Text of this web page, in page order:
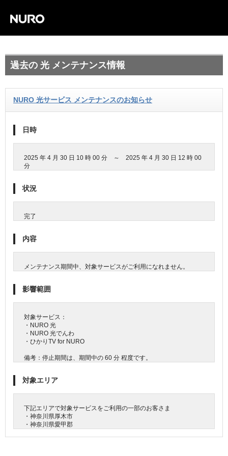
過去の 光 メンテナンス情報
NURO 光サービス メンテナンスのお知らせ
日時
2025 年 4 月 30 日 10 時 00 分 ～ 2025 年 4 月 30 日 12 時 00
分
状況
完了
内容
メンテナンス期間中、対象サービスがご利用になれません。
影響範囲
対象サービス：
・NURO 光
・NURO 光でんわ
・ひかりTV for NURO
備考：停止期間は、期間中の 60 分 程度です。
対象エリア
下記エリアで対象サービスをご利用の一部のお客さま
・神奈川県厚木市
・神奈川県愛甲郡